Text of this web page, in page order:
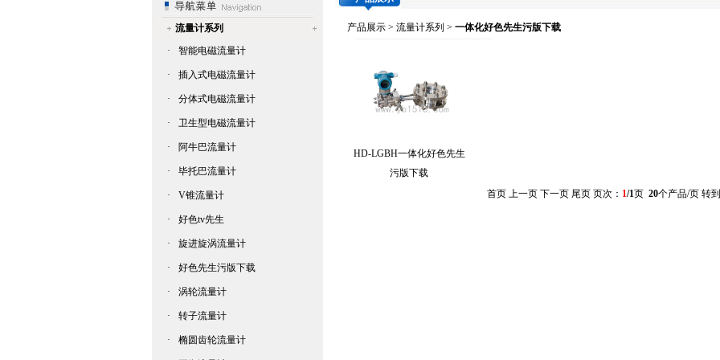
流量计系列
·
智能电磁流量计
· 插入式电磁流量计
· 分体式电磁流量计
· 卫生型电磁流量计
· 阿牛巴流量计
· 毕托巴流量计
· V锥流量计
· 好色tv先生
· 旋进旋涡流量计
· 好色先生污版下载
· 涡轮流量计
· 转子流量计
· 椭圆齿轮流量计
产品展示> 流量计系列 > 一体化好色先生污版下载
HD-LGBH一体化好色先生
污版下载
首页 上一页 下一页 尾页 页次： 1/1页 20个产品/页 转到